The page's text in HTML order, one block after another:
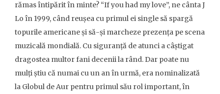
rămas întipărit în minte? “If you had my love”, ne cânta J
Lo în 1999, când reușea cu primul ei single să spargă
topurile americane și să-și marcheze prezența pe scena
muzicală mondială. Cu siguranță de atunci a câștigat
dragostea multor fani decenii la rând. Dar poate nu
mulți știu că numai cu un an în urmă, era nominalizată
la Globul de Aur pentru primul său rol important, în